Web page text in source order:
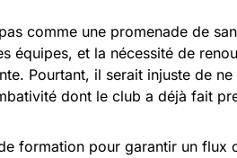
comme une promenade de
équipes, et la nécessité de
Pourtant, il serait injuste de
dont le club a déjà fait
formation pour garantir un flux